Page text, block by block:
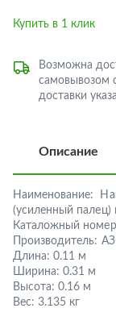
Купить в 1 клик
Возможна
самовывозом
доставки
Описание
Наименование:
(усиленный палец)
Каталожный
Производитель: АЗ
Длина: 0.11 м
Ширина: 0.31 м
Высота: 0.16 м
Вес: 3.135 кг